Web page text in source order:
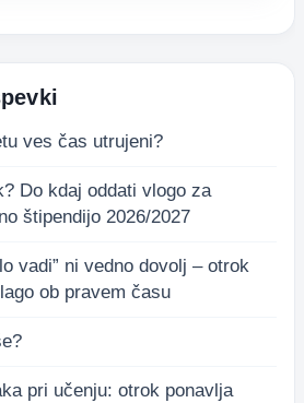
ves čas utrujeni?
Do kdaj oddati vlogo za
štipendijo 2026/2027
vadi” ni vedno dovolj – otrok
ob pravem času
pri učenju: otrok ponavlja